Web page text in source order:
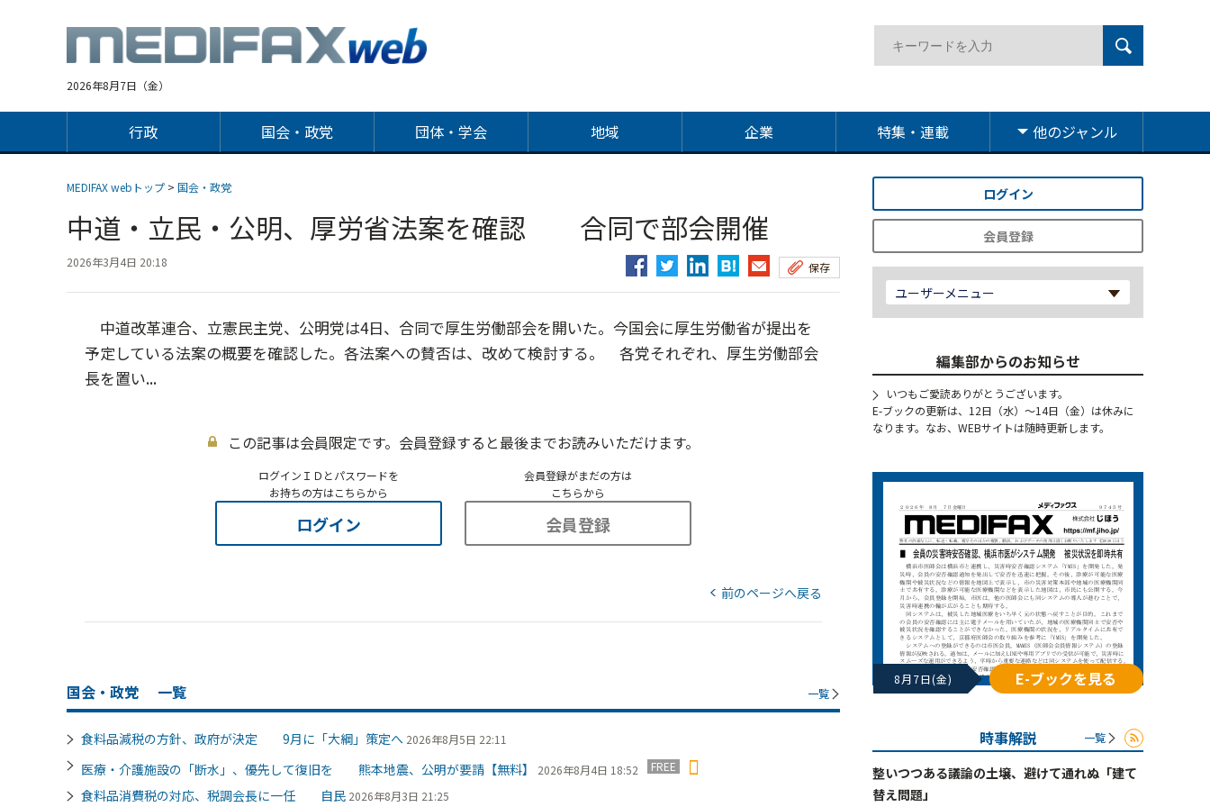
2026年8月7日（金）
行政 国会・政党 団体・学会 地域 企業 特集・連載 他のジャンル
MEDIFAX webトップ > 国会・政党
中道・立民・公明、厚労省法案を確認 合同で部会開催
2026年3月4日 20:18 保存
中道改革連合、立憲民主党、公明党は4日、合同で厚生労働部会を開いた。今国会に厚生労働省が提出を
予定している法案の概要を確認した。各法案への賛否は、改めて検討する。 各党それぞれ、厚生労働部会
長を置い...
この記事は会員限定です。会員登録すると最後までお読みいただけます。
ログインＩＤとパスワードを
お持ちの方はこちらから
ログイン
会員登録がまだの方は
こちらから
会員登録
前のページへ戻る
国会・政党 一覧 一覧
食料品減税の方針、政府が決定 9月に「大綱」策定へ 2026年8月5日 22:11
医療・介護施設の「断水」、優先して復旧を 熊本地震、公明が要請【無料】 2026年8月4日 18:52 FREE
食料品消費税の対応、税調会長に一任 自民 2026年8月3日 21:25
ログイン
会員登録
ユーザーメニュー
編集部からのお知らせ
いつもご愛読ありがとうございます。
E-ブックの更新は、12日（水）～14日（金）は休みに
なります。なお、WEBサイトは随時更新します。
8月7日(金) E-ブックを見る
時事解説 一覧
整いつつある議論の土壌、避けて通れぬ「建て
替え問題」